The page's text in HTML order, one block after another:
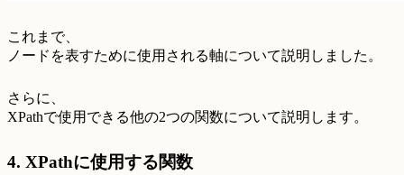
これまで、
ノードを表すために使用される軸について説明しました。
さらに、
XPathで使用できる他の2つの関数について説明します。
4. XPathに使用する関数